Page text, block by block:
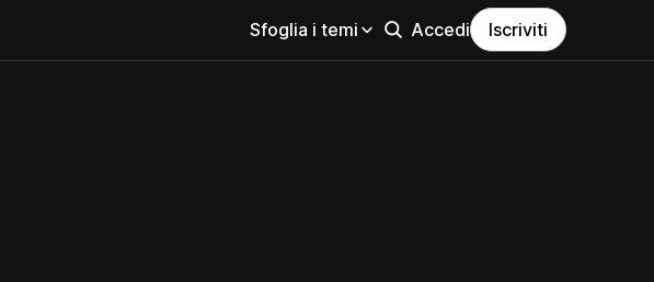
Sfoglia i temi Accedi Iscriviti